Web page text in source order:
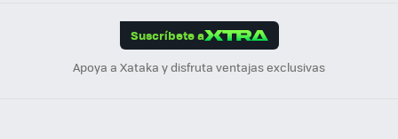
Suscríbete a
Apoya a Xataka y disfruta ventajas exclusivas